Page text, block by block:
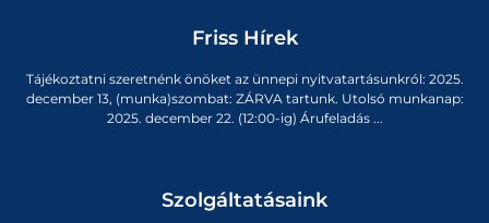
Friss Hírek
Tájékoztatni szeretnénk önöket az ünnepi nyitvatartásunkról: 2025.
december 13, (munka)szombat: ZÁRVA tartunk. Utolsó munkanap:
2025. december 22. (12:00-ig) Árufeladás ...
Szolgáltatásaink